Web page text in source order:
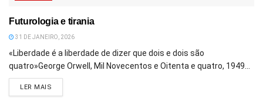
Futurologia e tirania
31 DE JANEIRO, 2026
«Liberdade é a liberdade de dizer que dois e dois são
quatro»George Orwell, Mil Novecentos e Oitenta e quatro, 1949...
LER MAIS